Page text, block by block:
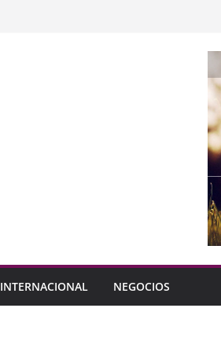
INTERNACIONAL NEGOCIOS